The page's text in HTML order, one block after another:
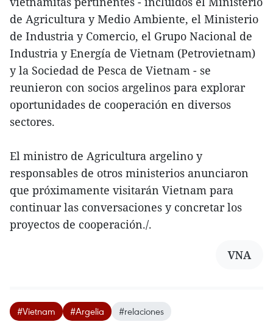
de Agricultura y Medio Ambiente, el Ministerio
de Industria y Comercio, el Grupo Nacional de
Industria y Energía de Vietnam (Petrovietnam)
y la Sociedad de Pesca de Vietnam - se
reunieron con socios argelinos para explorar
oportunidades de cooperación en diversos
sectores.
El ministro de Agricultura argelino y
responsables de otros ministerios anunciaron
que próximamente visitarán Vietnam para
continuar las conversaciones y concretar los
proyectos de cooperación./.
VNA
#Vietnam #Argelia #relaciones